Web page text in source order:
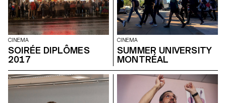
CINEMA
SOIRÉE DIPLÔMES
2017
CINEMA
SUMMER UNIVERSITY
MONTRÉAL